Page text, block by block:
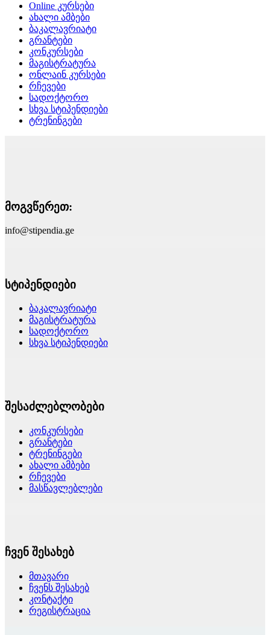
Online კურსები
ახალი ამბები
ბაკალავრიატი
გრანტები
კონკურსები
მაგისტრატურა
ონლაინ კურსები
რჩევები
სადოქტორო
სხვა სტიპენდიები
ტრენინგები
მოგვწერეთ:
info@stipendia.ge
სტიპენდიები
ბაკალავრიატი
მაგისტრატურა
სადოქტორო
სხვა სტიპენდიები
შესაძლებლობები
კონკურსები
გრანტები
ტრენინგები
ახალი ამბები
რჩევები
მასწავლებლები
ჩვენ შესახებ
მთავარი
ჩვენს შესახებ
კონტაქტი
რეგისტრაცია